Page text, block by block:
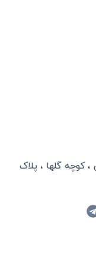
، کوچه گلها ، پلاک